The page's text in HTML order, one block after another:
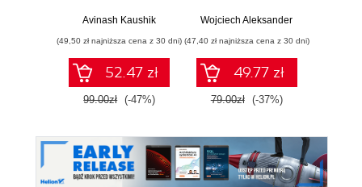
Avinash Kaushik
(49,50 zł najniższa cena z 30 dni)
52.47 zł
99.00zł (-47%)
Wojciech Aleksander
(47,40 zł najniższa cena z 30 dni)
49.77 zł
79.00zł (-37%)